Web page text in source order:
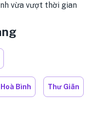
vừa vượt thời gian
Hoà Bình Thư Giãn